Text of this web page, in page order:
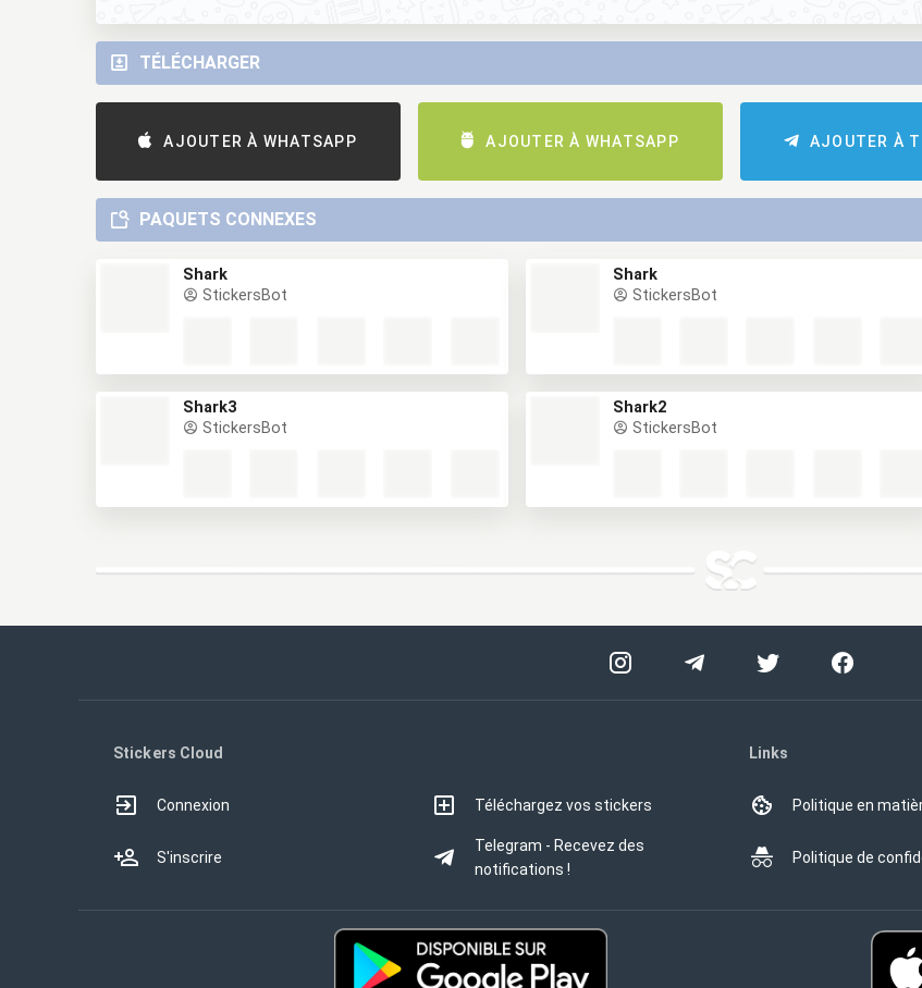
TÉLÉCHARGER
AJOUTER À WHATSAPP AJOUTER À WHATSAPP AJOUTER À
PAQUETS CONNEXES
Shark
StickersBot
Shark
StickersBot
Shark3
StickersBot
Shark2
StickersBot
Stickers Cloud
Connexion
S'inscrire
Téléchargez vos stickers
Telegram - Recevez des
notifications !
Links
Politique en
Politique de